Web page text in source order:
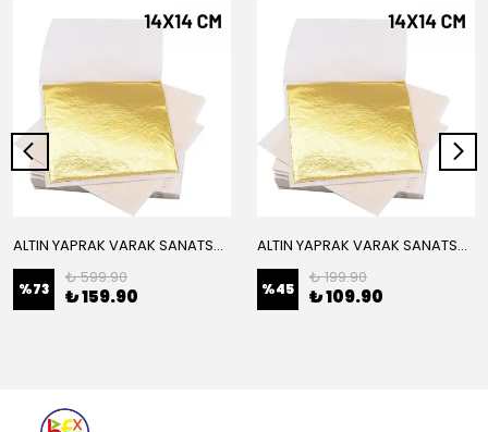
ALTIN YAPRAK VARAK SANATSAL BÜYÜK BOY FOLYO EPOKSİ REÇİNE NAİL ART 16 ADET 14X14 CM ALTIN RENK
%73
₺ 599.90
₺ 159.90
ALTIN YAPRAK VARAK SANATSAL BÜYÜK BOY FOLYO EPOKSİ REÇİNE NAİL ART 8 ADET ALTIN RENK 14X14 CM
%45
₺ 199.90
₺ 109.90